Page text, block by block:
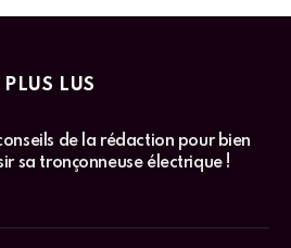
LUS
de la rédaction pour bien
sa tronçonneuse électrique !